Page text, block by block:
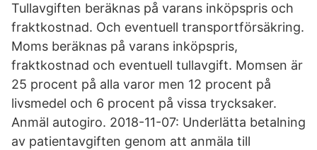
Tullavgiften beräknas på varans inköpspris och
fraktkostnad. Och eventuell transportförsäkring.
Moms beräknas på varans inköpspris,
fraktkostnad och eventuell tullavgift. Momsen är
25 procent på alla varor men 12 procent på
livsmedel och 6 procent på vissa trycksaker.
Anmäl autogiro. 2018-11-07: Underlätta betalning
av patientavgiften genom att anmäla till